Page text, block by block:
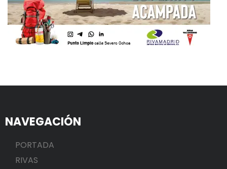
NAVEGACIÓN
PORTADA
RIVAS